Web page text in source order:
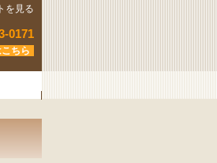
0171
ちら
を見る